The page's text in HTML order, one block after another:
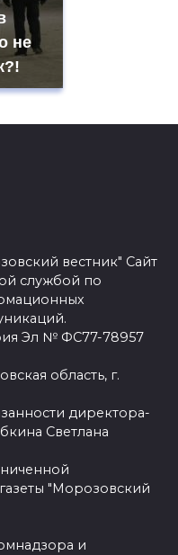
не
вестник" Сайт
службой по
Эл № ФС77-78957
область, г.
директора-
Светлана
"Морозовский
и